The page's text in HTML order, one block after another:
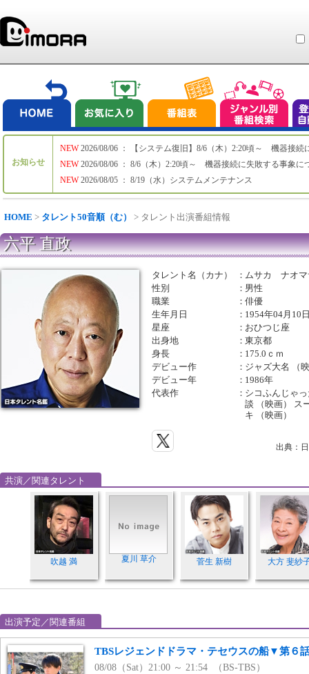
お知らせ
NEW
NEW
NEW
2026/08/06 ： 【システム復旧】8/6（木）2:20頃～ 機器接続
2026/08/06 ： 8/6（木）2:20頃～ 機器接続に失敗する事象に
2026/08/05 ： 8/19（水）システムメンテナンス
HOME > タレント50音順（む） > タレント出演番組情報
六平 直政
タレント名（カナ） ： ムサカ ナオマ
性別
： 男性
職業
：俳優
生年月日
： 1954年04月10
星座
： おひつじ座
出身地
：東京都
身長
： 175.0ｃｍ
デビュー作
： ジャズ大名 （
デビュー年
： 1986年
代表作
： シコふんじゃ
談 （映画） ス
キ （映画）
出典：
共演／関連タレント
吹越 満 夏川 草介 菅生 新樹 大方 斐紗
出演予定／関連番組
TBSレジェンドドラマ・テセウスの船▼第６
08/08（Sat）21:00 ～ 21:54 （BS-TBS）